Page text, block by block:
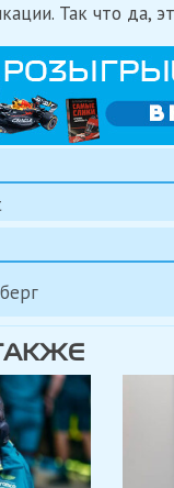
Так что да,